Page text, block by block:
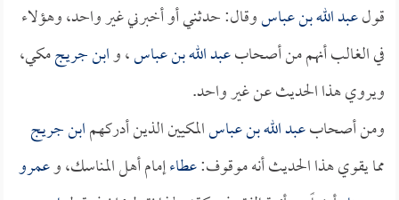
قولعبد الله بن عباسوقال: حدثني أو أخبرني غير واحد، وهؤلاء
في الغالب أنهم من أصحابعبد الله بن عباس، وابن جريجمكي،
ويروي هذا الحديث عن غير واحد.
ومن أصحابعبد الله بن عباسالمكيين الذين أدركهمابن جريج
مما يقوي هذا الحديث أنه موقوف:عطاءإمام أهل المناسك، وعمرو